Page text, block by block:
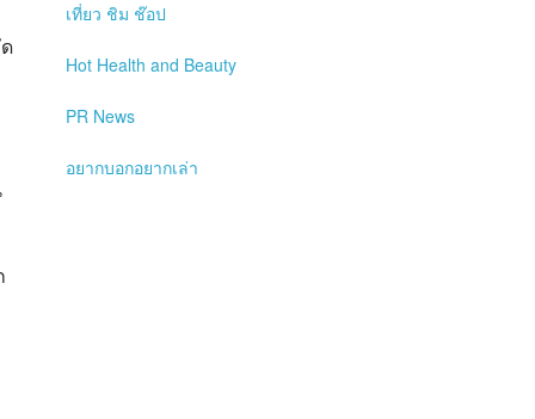
เที่ยว ชิม ช๊อป
Hot Health and Beauty
PR News
อยากบอกอยากเล่า